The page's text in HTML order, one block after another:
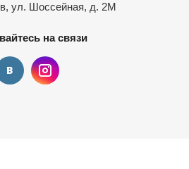
ул. Шоссейная, д. 2М
на связи